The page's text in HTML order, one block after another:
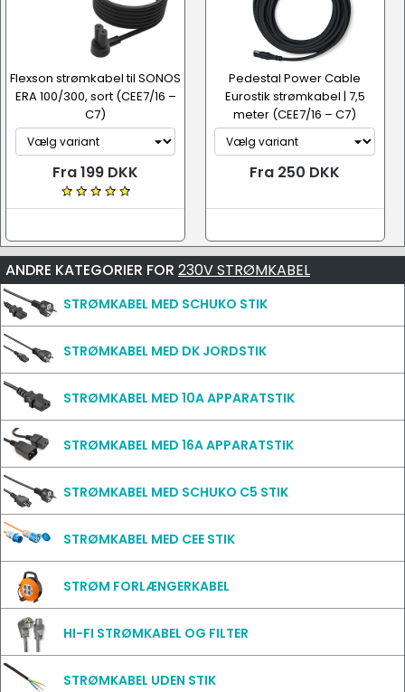
Flexson strømkabel til SONOS
ERA 100/300, sort (CEE7/16 –
C7)
Fra 199 DKK
Pedestal Power Cable
Eurostik strømkabel | 7,5
meter (CEE7/16 – C7)
Fra 250 DKK
ANDRE KATEGORIER FOR 230V STRØMKABEL
STRØMKABEL MED SCHUKO STIK
STRØMKABEL MED DK JORDSTIK
STRØMKABEL MED 10A APPARATSTIK
STRØMKABEL MED 16A APPARATSTIK
STRØMKABEL MED SCHUKO C5 STIK
STRØMKABEL MED CEE STIK
STRØM FORLÆNGERKABEL
HI-FI STRØMKABEL OG FILTER
STRØMKABEL UDEN STIK